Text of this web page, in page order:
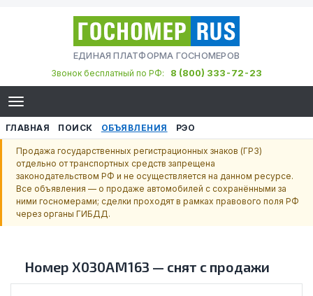
ЕДИНАЯ ПЛАТФОРМА ГОСНОМЕРОВ
Звонок бесплатный по РФ:
8 (800) 333-72-23
ГЛАВНАЯ ПОИСК ОБЪЯВЛЕНИЯ РЭО
Продажа государственных регистрационных знаков (ГРЗ)
отдельно от транспортных средств запрещена
законодательством РФ и не осуществляется на данном ресурсе.
Все объявления — о продаже автомобилей с сохранёнными за
ними госномерами; сделки проходят в рамках правового поля РФ
через органы ГИБДД.
Номер Х030АМ163 — снят с продажи